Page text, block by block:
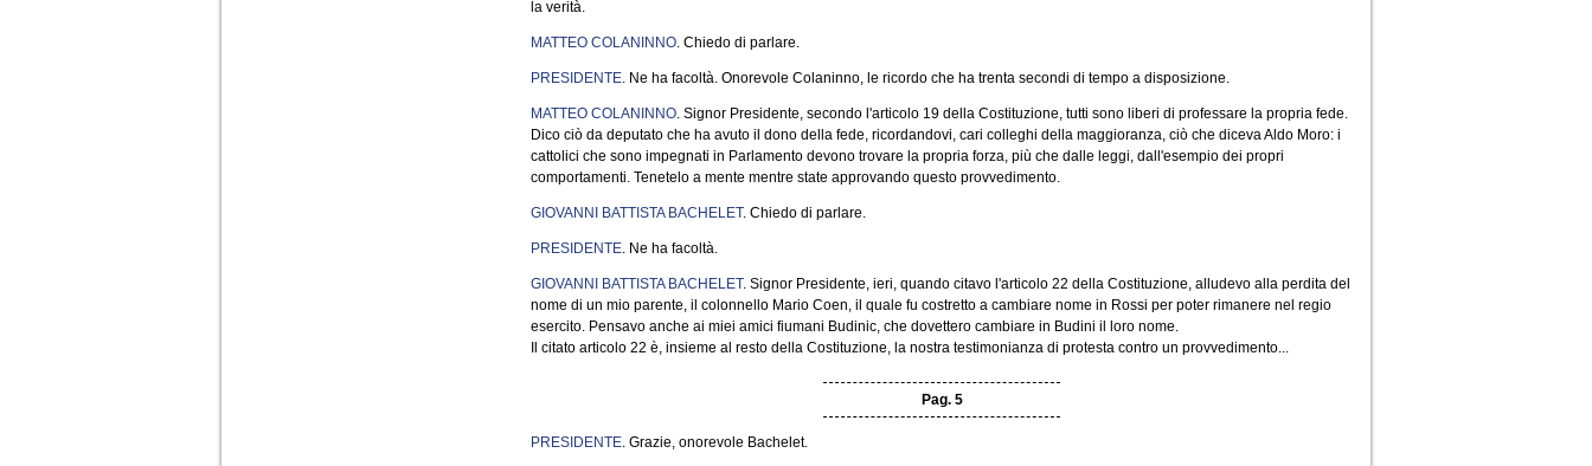
la verità.
MATTEO COLANINNO. Chiedo di parlare.
PRESIDENTE. Ne ha facoltà. Onorevole Colaninno, le ricordo che ha trenta secondi di tempo a disposizione.
MATTEO COLANINNO. Signor Presidente, secondo l'articolo 19 della Costituzione, tutti sono liberi di professare la propria fede.
Dico ciò da deputato che ha avuto il dono della fede, ricordandovi, cari colleghi della maggioranza, ciò che diceva Aldo Moro: i
cattolici che sono impegnati in Parlamento devono trovare la propria forza, più che dalle leggi, dall'esempio dei propri
comportamenti. Tenetelo a mente mentre state approvando questo provvedimento.
GIOVANNI BATTISTA BACHELET. Chiedo di parlare.
PRESIDENTE. Ne ha facoltà.
GIOVANNI BATTISTA BACHELET. Signor Presidente, ieri, quando citavo l'articolo 22 della Costituzione, alludevo alla perdita del
nome di un mio parente, il colonnello Mario Coen, il quale fu costretto a cambiare nome in Rossi per poter rimanere nel regio
esercito. Pensavo anche ai miei amici fiumani Budinic, che dovettero cambiare in Budini il loro nome.
Il citato articolo 22 è, insieme al resto della Costituzione, la nostra testimonianza di protesta contro un provvedimento...
Pag. 5
PRESIDENTE. Grazie, onorevole Bachelet.